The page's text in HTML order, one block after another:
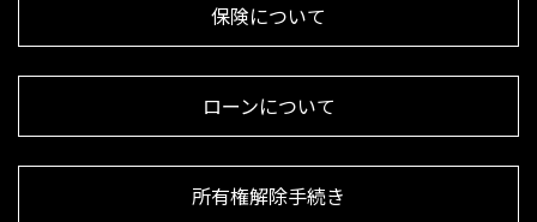
保険について
ローンについて
所有権解除手続き